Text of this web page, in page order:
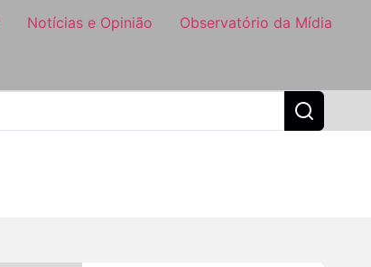
Notícias e Opinião Observatório da Mídia